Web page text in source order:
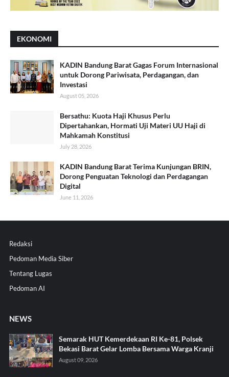
EKONOMI
KADIN Bandung Barat Gagas Forum Internasional
untuk Dorong Pariwisata, Perdagangan, dan
Investasi
August 05, 2026
Bersathu: Kuota Haji Khusus Perlu
Dipertahankan, Hormati Uji Materi UU Haji di
Mahkamah Konstitusi
July 28, 2026
KADIN Bandung Barat Terima Kunjungan BRIN,
Dorong Penguatan Teknologi dan Perdagangan
Digital
June 11, 2026
Redaksi
Pedoman Media Siber
Tentang Lugas
Pedoman AI
NEWS
Semarak HUT Kemerdekaan RI Ke-81, Polsek
Bekasi Barat Gelar Lomba Bersama Warga Kranji
August 09, 2026